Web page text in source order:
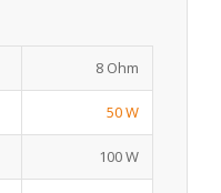
8 Ohm
50 W
100 W